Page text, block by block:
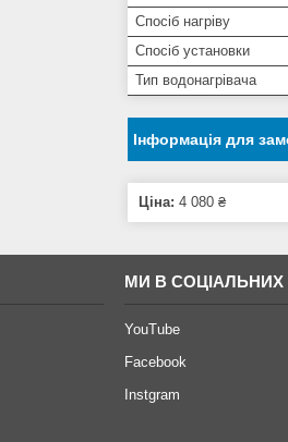
Спосіб нагріву
Спосіб установки
Тип водонагрівача
Інформація для
Ціна: 4 080 ₴
МИ В
YouTube
Facebook
Instgram